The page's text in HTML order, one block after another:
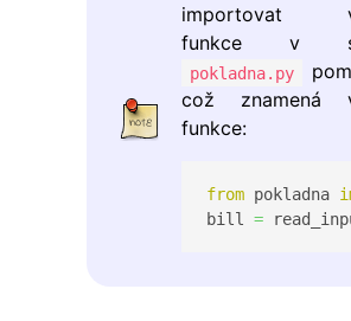
importovat
funkce v
pokladna.py
což znamená
funkce:
from pokladna
bill =